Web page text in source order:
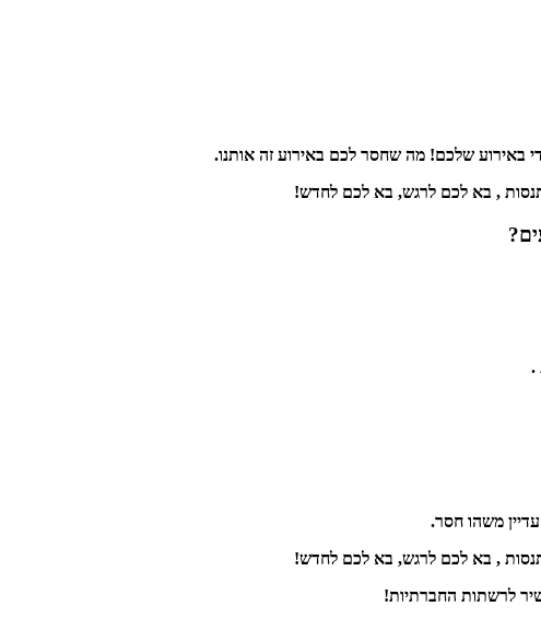
באירוע שלכם! מה שחסר לכם באירוע זה אותנו.
, בא לכם לרגש, בא לכם לחדש!
.
משהו חסר.
, בא לכם לרגש, בא לכם לחדש!
לרשתות החברתיות!